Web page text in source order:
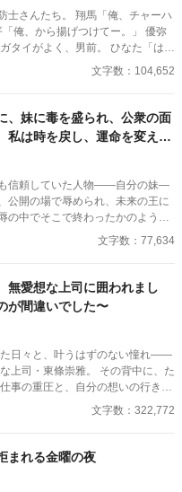
翔馬「俺、チャーハ
だしい昼時を過ぎ
ー
か・・・。」
陽。 太陽の存在を知っ
は太陽がいてもい
なたが好き
しとけよ？」 ※お話に出て
す。現実世界とは何ら関係ありま
たら幸いです。 楽しんでいただけたら嬉しく思います。
文字数：104,652
、妹に毒を盛られ、公衆の面
私は時を戻し、運命を変えに
信頼していた人物――自分の妹―
開の場で辱められ、未来の王に
の中でそこで終わったかのように
たとき、不可能なことが起きた―
を覚まし、あらゆる涙、嘘、そ
つ――真実を突き止め、奪われた
た者たちにその代償を払わせる。
い。何も許されない。
文字数：77,634
無愛想な上司に囲われまし
が間違いでした〜
日々と、叶うはずのない憧れ――
事の重圧と、自分の想いの行き場
そこから、彼
に、 無言の圧力と、不器用な優し
二人の距離は、静かに、でも確か
文字数：322,772
まれる金曜の夜